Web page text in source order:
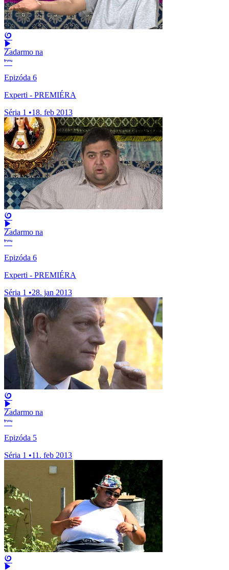
Zadarmo na
Epizóda 6
Experti - PREMIÉRA
Séria 1 •18. feb 2013
Zadarmo na
Epizóda 6
Experti - PREMIÉRA
Séria 1 •28. jan 2013
Zadarmo na
Epizóda 5
Séria 1 •11. feb 2013